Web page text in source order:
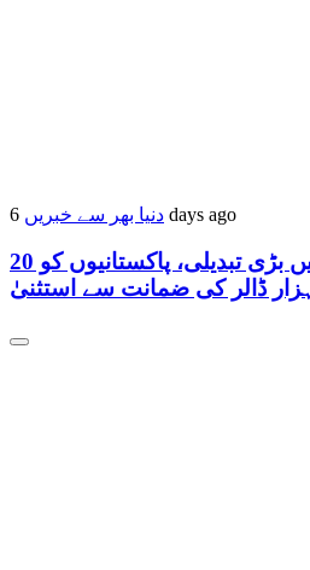
دنیا بھر سے خبریں 6 days ago
امریکی ویزا پالیسی میں بڑی تبدیلی، پاکستانیوں کو 20
ہزار ڈالر کی ضمانت سے استثنیٰ